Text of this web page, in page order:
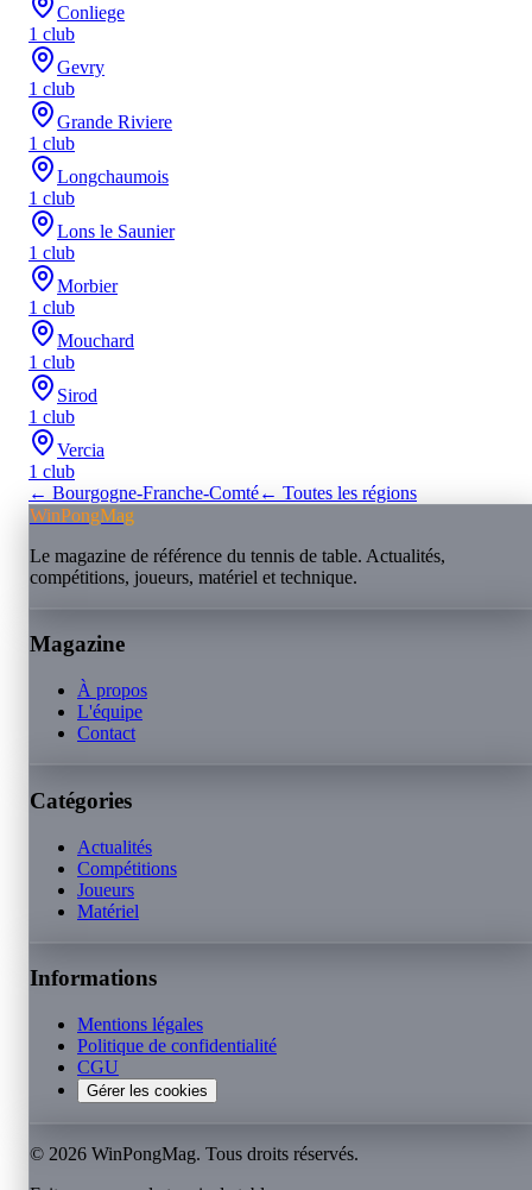
Conliege
1 club
Gevry
1 club
Grande Riviere
1 club
Longchaumois
1 club
Lons le Saunier
1 club
Morbier
1 club
Mouchard
1 club
Sirod
1 club
Vercia
1 club
← Bourgogne-Franche-Comté← Toutes les régions
WinPongMag
Le magazine de référence du tennis de table. Actualités,
compétitions, joueurs, matériel et technique.
Magazine
À propos
L'équipe
Contact
Catégories
Actualités
Compétitions
Joueurs
Matériel
Informations
Mentions légales
Politique de confidentialité
CGU
Gérer les cookies
© 2026 WinPongMag. Tous droits réservés.